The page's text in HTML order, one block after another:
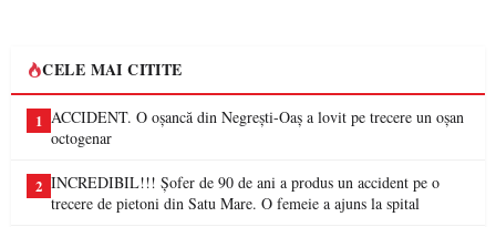
CELE MAI CITITE
1 ACCIDENT. O oșancă din Negrești-Oaș a lovit pe trecere un oșan
octogenar
2 INCREDIBIL!!! Șofer de 90 de ani a produs un accident pe o
trecere de pietoni din Satu Mare. O femeie a ajuns la spital